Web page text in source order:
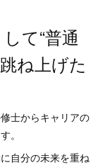
て“普通
ね上げた
士からキャリアの
。
自分の未来を重ね